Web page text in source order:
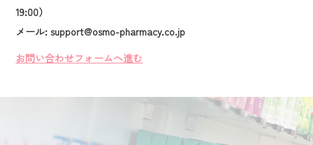
19:00）
メール: support@osmo-pharmacy.co.jp
お問い合わせフォームへ進む